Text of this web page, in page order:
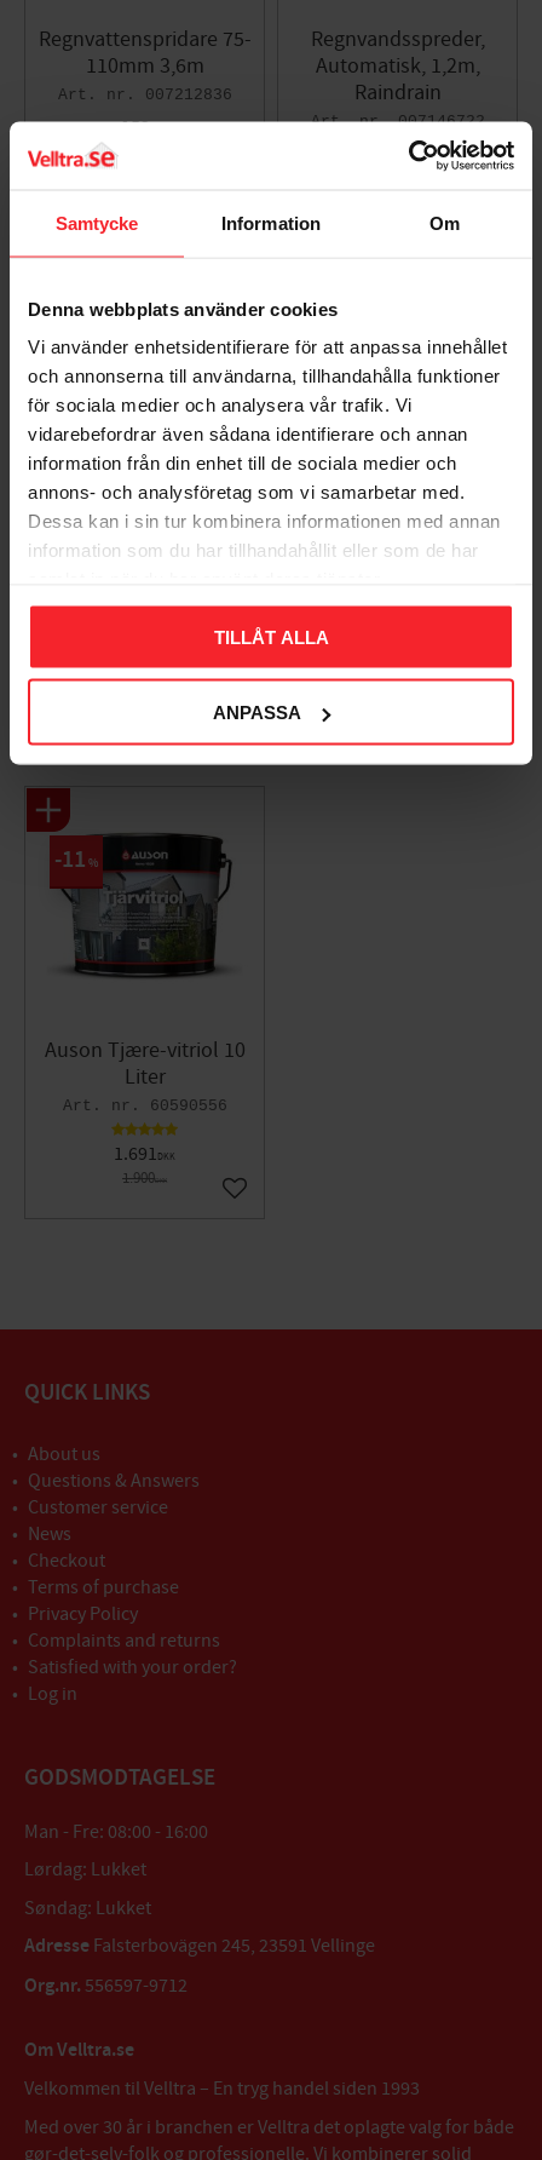
Samtycke Information Om
Denna webbplats använder cookies
Vi använder enhetsidentifierare för att anpassa innehållet
och annonserna till användarna, tillhandahålla funktioner
för sociala medier och analysera vår trafik. Vi
vidarebefordrar även sådana identifierare och annan
information från din enhet till de sociala medier och
annons- och analysföretag som vi samarbetar med.
Dessa kan i sin tur kombinera informationen med annan
information som du har tillhandahållit eller som de har
TILLÅT ALLA
ANPASSA
Bedømmelser
Dig
Bliv den første, der giver en bedømmelse.
Regnvattenspridare 75-
110mm 3,6m
007212836
153
Regnvandsspreder,
Automatisk, 1,2m,
Raindrain
007146722
DKK
Populära produkter
Auson Tjære-vitriol 10
Liter
60590556
1.691DKK
1.900DKK
11 %
Gem som favorit
QUICK LINKS
About us
Questions & Answers
Customer service
News
Checkout
Terms of purchase
Privacy Policy
Complaints and returns
Satisfied with your order?
Log in
GODSMODTAGELSE
Man - Fre: 08:00 - 16:00
Lørdag: Lukket
Søndag: Lukket
Adresse Falsterbovägen 245, 23591 Vellinge
Org.nr. 556597-9712
Om Velltra.se
Velkommen til Velltra – En tryg handel siden 1993
Med over 30 år i branchen er Velltra det oplagte valg for både
gør-det-selv-folk og professionelle. Vi kombinerer solid